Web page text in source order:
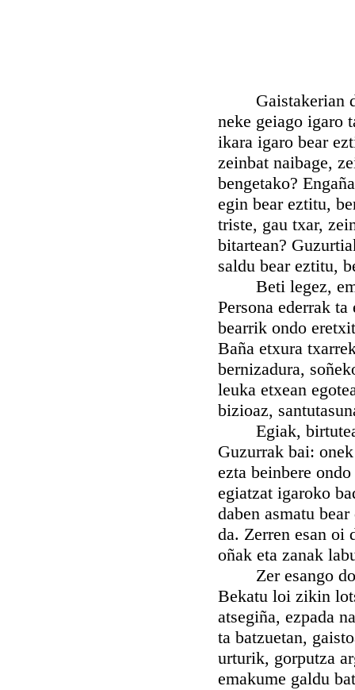
Gaistakerian
neke geiago igaro
ikara igaro bear
zeinbat naibage,
bengetako?
egin bear eztitu,
triste, gau txar,
bitartean?
saldu bear eztitu,
Beti legez,
Persona ederrak
bearrik ondo
Baña etxura
bernizadura,
leuka etxean
bizioaz,
Egiak, birtuteak
Guzurrak bai:
ezta beinbere
egiatzat igaroko
daben asmatu
da. Zerren esan oi
oñak eta zanak
Zer esango
Bekatu loi zikin
atsegiña, ezpada
ta batzuetan,
urturik, gorputza
emakume galdu